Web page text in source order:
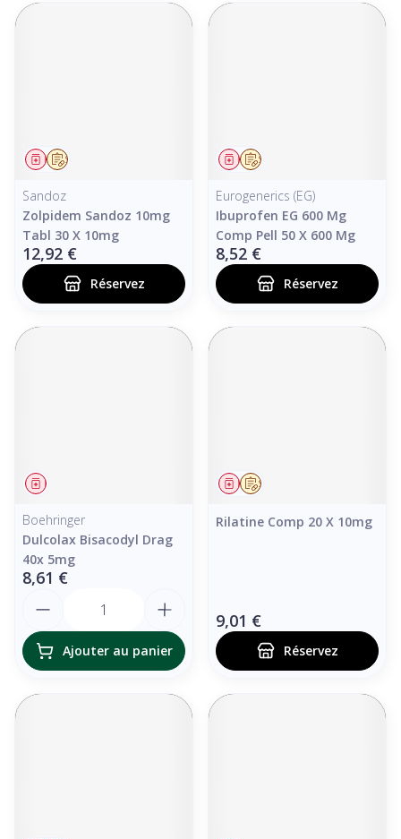
Sur prescription
Médicament
Sandoz
Zolpidem Sandoz 10mg
Tabl 30 X 10mg
12,92 €
Réservez
Sur prescription
Médicament
Eurogenerics (EG)
Ibuprofen EG 600 Mg
Comp Pell 50 X 600 Mg
8,52 €
Réservez
Médicament
Boehringer
Dulcolax Bisacodyl Drag
40x 5mg
8,61 €
Ajouter au panier
Sur prescription
Médicament
Rilatine Comp 20 X 10mg
9,01 €
Réservez